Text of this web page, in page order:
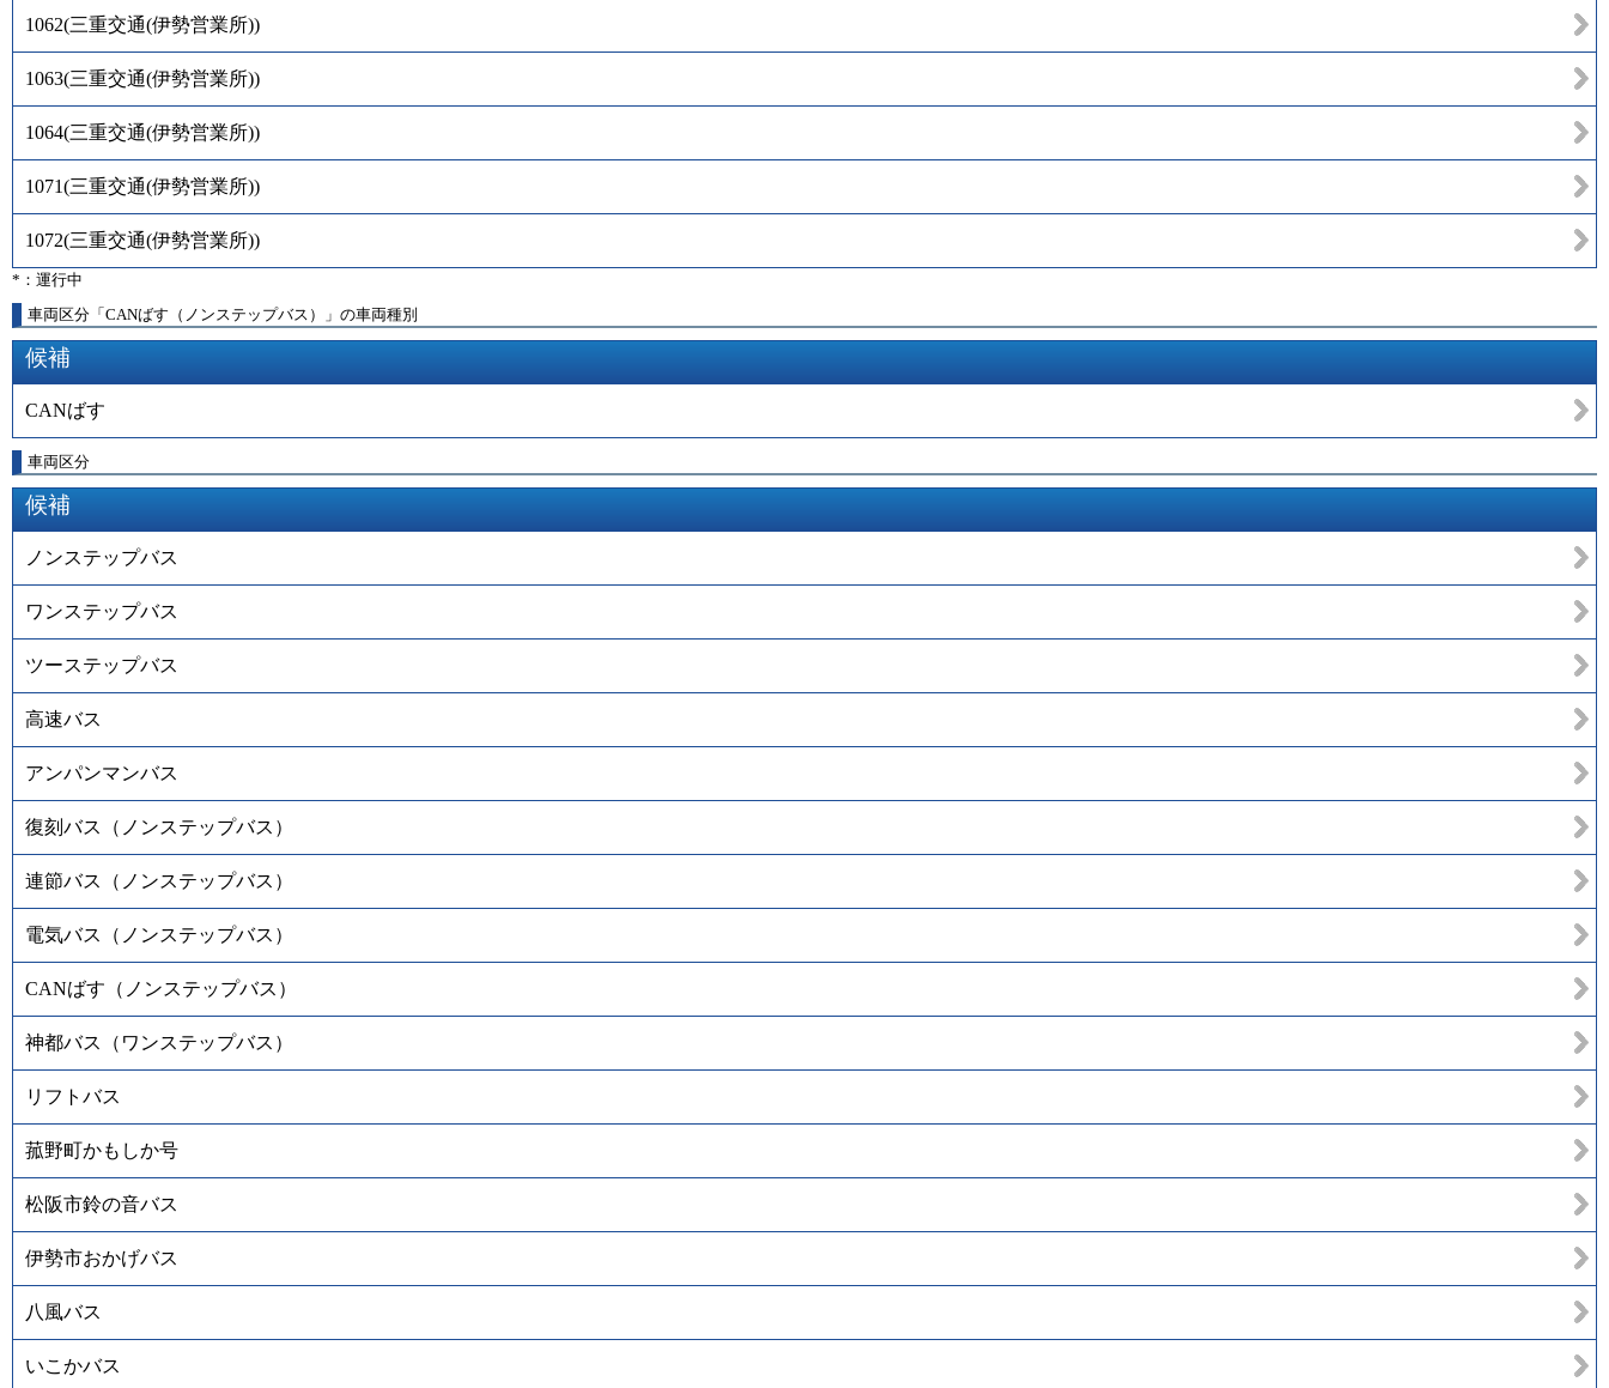
1062(三重交通(伊勢営業所))
1063(三重交通(伊勢営業所))
1064(三重交通(伊勢営業所))
1071(三重交通(伊勢営業所))
1072(三重交通(伊勢営業所))
*：運行中
車両区分「CANばす（ノンステップバス）」の車両種別
候補
CANばす
車両区分
候補
ノンステップバス
ワンステップバス
ツーステップバス
高速バス
アンパンマンバス
復刻バス（ノンステップバス）
連節バス（ノンステップバス）
電気バス（ノンステップバス）
CANばす（ノンステップバス）
神都バス（ワンステップバス）
リフトバス
菰野町かもしか号
松阪市鈴の音バス
伊勢市おかげバス
八風バス
いこかバス